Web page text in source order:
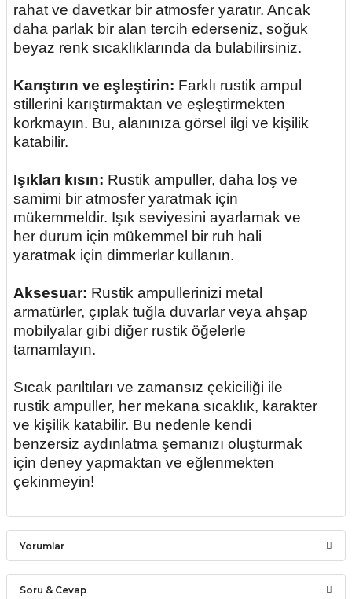
rahat ve davetkar bir atmosfer yaratır. Ancak
daha parlak bir alan tercih ederseniz, soğuk
beyaz renk sıcaklıklarında da bulabilirsiniz.
Karıştırın ve eşleştirin: Farklı rustik ampul
stillerini karıştırmaktan ve eşleştirmekten
korkmayın. Bu, alanınıza görsel ilgi ve kişilik
katabilir.
Işıkları kısın: Rustik ampuller, daha loş ve
samimi bir atmosfer yaratmak için
mükemmeldir. Işık seviyesini ayarlamak ve
her durum için mükemmel bir ruh hali
yaratmak için dimmerlar kullanın.
Aksesuar: Rustik ampullerinizi metal
armatürler, çıplak tuğla duvarlar veya ahşap
mobilyalar gibi diğer rustik öğelerle
tamamlayın.
Sıcak parıltıları ve zamansız çekiciliği ile
rustik ampuller, her mekana sıcaklık, karakter
ve kişilik katabilir. Bu nedenle kendi
benzersiz aydınlatma şemanızı oluşturmak
için deney yapmaktan ve eğlenmekten
çekinmeyin!
Yorumlar
Soru & Cevap